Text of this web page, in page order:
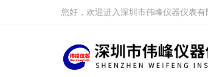
您好，欢迎进入深圳市伟峰仪器仪表有